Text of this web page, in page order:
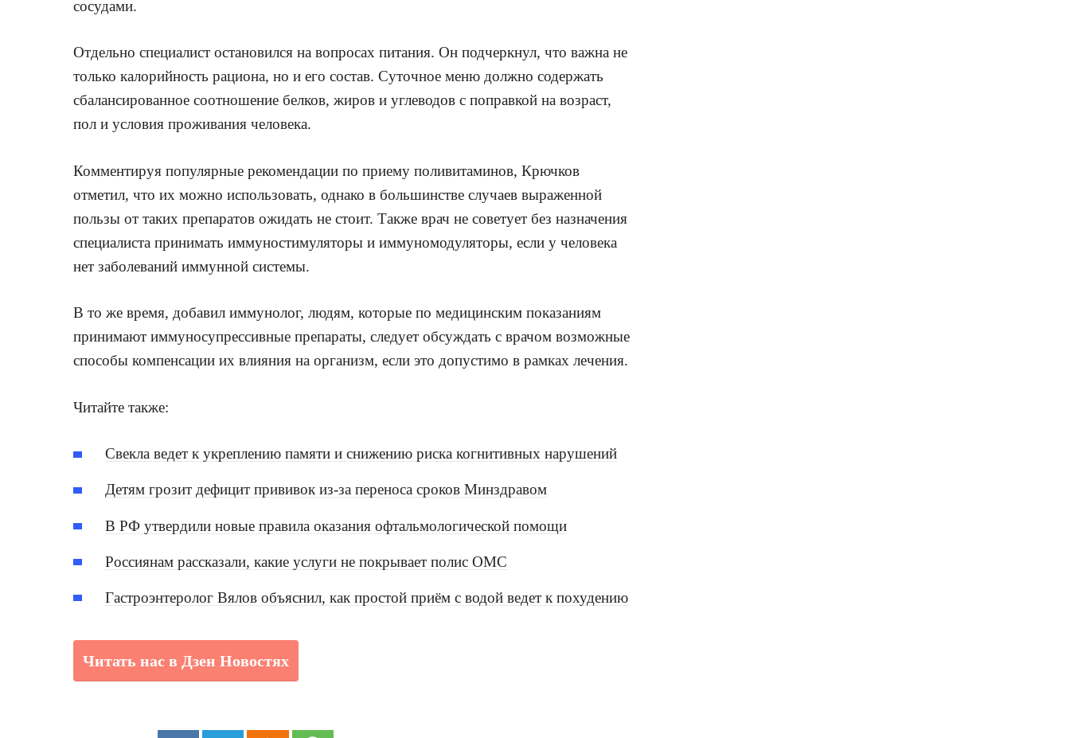
сосудами.
Отдельно специалист остановился на вопросах питания. Он подчеркнул, что важна не
только калорийность рациона, но и его состав. Суточное меню должно содержать
сбалансированное соотношение белков, жиров и углеводов с поправкой на возраст,
пол и условия проживания человека.
Комментируя популярные рекомендации по приему поливитаминов, Крючков
отметил, что их можно использовать, однако в большинстве случаев выраженной
пользы от таких препаратов ожидать не стоит. Также врач не советует без назначения
специалиста принимать иммуностимуляторы и иммуномодуляторы, если у человека
нет заболеваний иммунной системы.
В то же время, добавил иммунолог, людям, которые по медицинским показаниям
принимают иммуносупрессивные препараты, следует обсуждать с врачом возможные
способы компенсации их влияния на организм, если это допустимо в рамках лечения.
Читайте также:
Свекла ведет к укреплению памяти и снижению риска когнитивных нарушений
Детям грозит дефицит прививок из-за переноса сроков Минздравом
В РФ утвердили новые правила оказания офтальмологической помощи
Россиянам рассказали, какие услуги не покрывает полис ОМС
Гастроэнтеролог Вялов объяснил, как простой приём с водой ведет к похудению
Читать нас в Дзен Новостях